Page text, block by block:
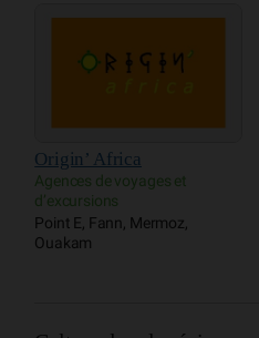
Origin’ Africa
Agences de voyages et
d’excursions
Point E, Fann, Mermoz,
Ouakam